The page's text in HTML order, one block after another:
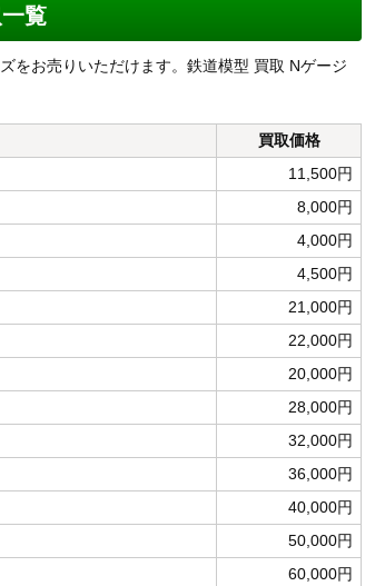
覧
をお売りいただけます。鉄道模型 買取 Nゲージ
買取価格
11,500円
8,000円
4,000円
4,500円
21,000円
22,000円
20,000円
28,000円
32,000円
36,000円
40,000円
50,000円
60,000円